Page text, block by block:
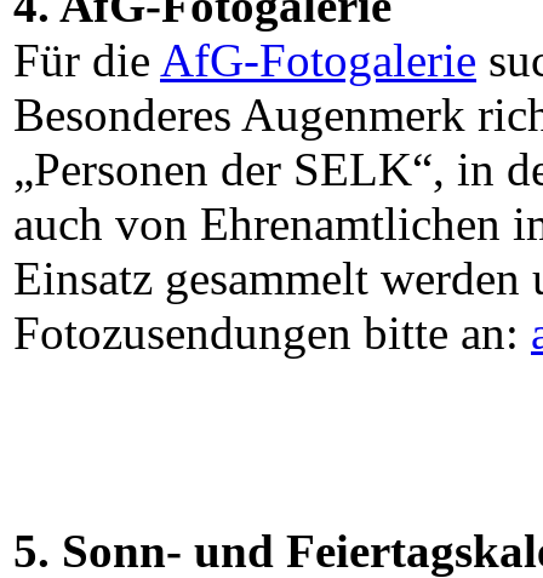
Für die AfG-Fotogalerie
Besonderes Augenmerk
„Personen der SELK“, in
auch von Ehrenamtlichen
Einsatz gesammelt
Fotozusendungen bitte an:
5. Sonn- und